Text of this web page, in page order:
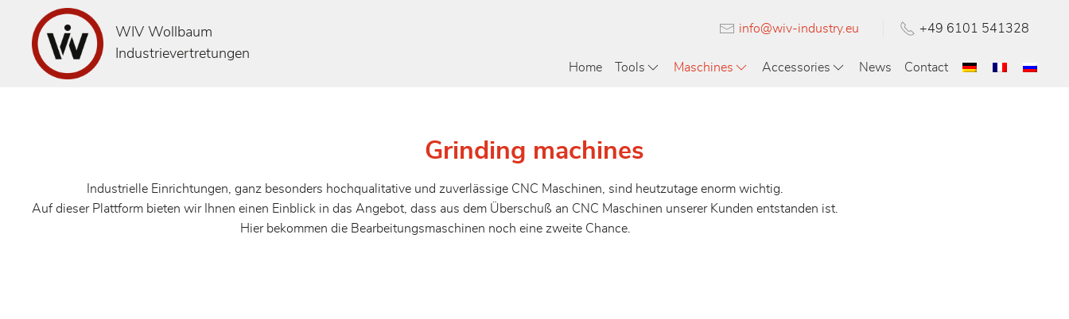
WIV Wollbaum
Industrievertretungen
info@wiv-industry.eu +49 6101 541328
Home Tools Maschines Accessories News Contact
Grinding machines
Industrielle Einrichtungen, ganz besonders hochqualitative und zuverlässige CNC Maschinen, sind heutzutage enorm wichtig.
Auf dieser Plattform bieten wir Ihnen einen Einblick in das Angebot, dass aus dem Überschuß an CNC Maschinen unserer Kunden entstanden ist.
Hier bekommen die Bearbeitungsmaschinen noch eine zweite Chance.